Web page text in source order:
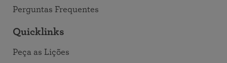
Perguntas Frequentes
Quicklinks
Peça as Lições